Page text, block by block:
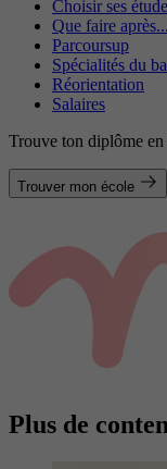
Choisir ses
Que faire après...
Parcoursup
Spécialités du
Réorientation
Salaires
Trouve ton diplôme
Trouver mon école
Plus de